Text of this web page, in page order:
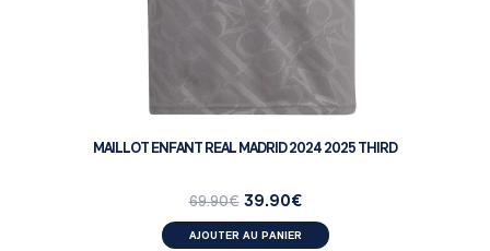
MAILLOT ENFANT REAL MADRID 2024 2025 THIRD
69.90€ 39.90€
AJOUTER AU PANIER